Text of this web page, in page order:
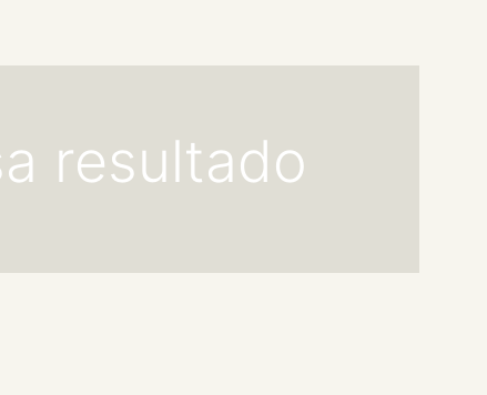
resultado